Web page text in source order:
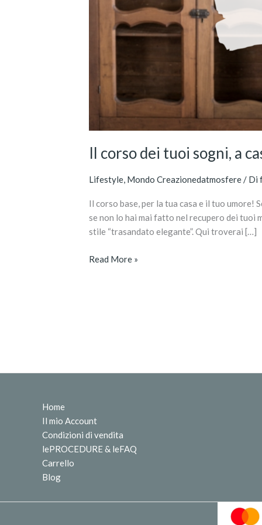
Il corso dei tuoi sogni, a
Lifestyle, Mondo Creazionedatmosfere/ Di
Il corso base, per la tua casa e il tuo umore!
se non lo hai mai fatto nel recupero dei tuoi
stile “trasandato elegante”. Qui troverai […]
Read More »
Home
Il mio Account
Condizioni di vendita
lePROCEDURE & leFAQ
Carrello
Blog